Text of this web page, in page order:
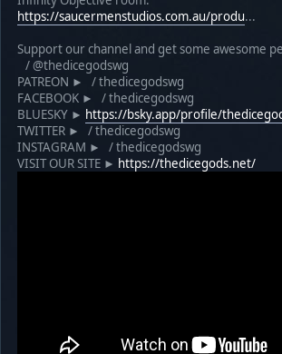
https://saucermenstudios.com.au/produ...
Support our channel and get some awesome
/ @thedicegodswg
PATREON ► / thedicegodswg
FACEBOOK ► / thedicegodswg
BLUESKY ► https://bsky.app/profile/
TWITTER ► / thedicegodswg
INSTAGRAM ► / thedicegodswg
VISIT OUR SITE ► https://thedicegods.net/